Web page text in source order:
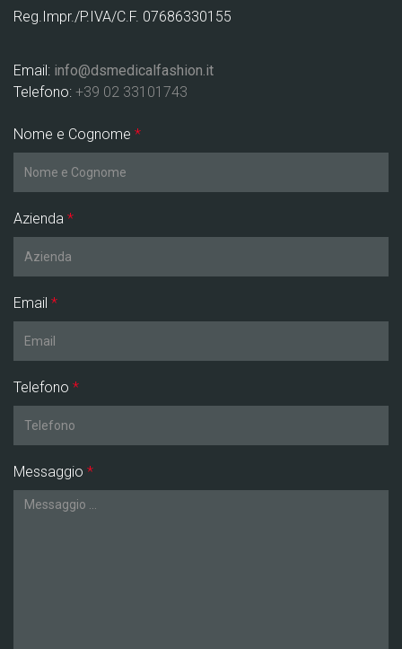
Reg.Impr./P.IVA/C.F. 07686330155
Email: info@dsmedicalfashion.it
Telefono: +39 02 33101743
Nome e Cognome *
Azienda *
Email *
Telefono *
Messaggio *